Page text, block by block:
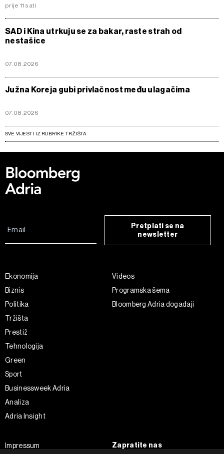
prije 11 sati
SAD i Kina utrkuju se za bakar, raste strah od
nestašice
07.08.2026
Južna Koreja gubi privlačnost među ulagačima
07.08.2026
SVE VIJESTI IZ RUBRIKE TRŽIŠTA
Pretplati se na
newsletter
Ekonomija
Biznis
Politika
Tržišta
Prestiž
Tehnologija
Green
Sport
Businessweek Adria
Analiza
Adria Insight
Videos
Programska šema
Bloomberg Adria događaji
Impressum
Zapratite nas